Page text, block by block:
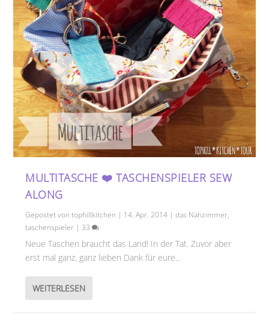
MULTITASCHE ❤️ TASCHENSPIELER SEW
ALONG
Gepostet vontophillkitchen | 14. Apr. 2014 |das Nähzimmer,
taschenspieler |33
Neue Taschen braucht das Land! In der Tat. Zuvor aber
erst mal ganz, ganz lieben Dank für eure...
WEITERLESEN